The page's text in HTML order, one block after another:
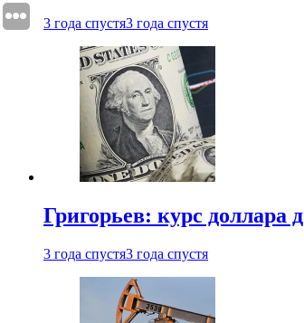
3 года спустя3 года спустя
Григорьев: курс доллара
3 года спустя3 года спустя